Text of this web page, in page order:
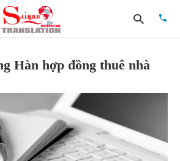
Type
hit
enter:
Hàn hợp đồng thuê nhà